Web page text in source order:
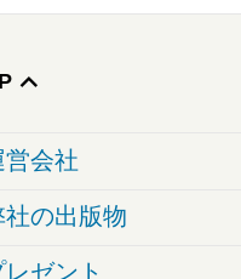
営会社
社の出版物
レゼント